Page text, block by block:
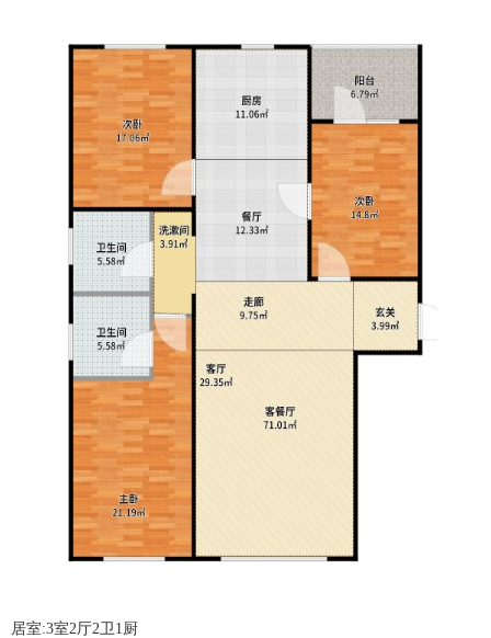
居室:3室2厅2卫1厨